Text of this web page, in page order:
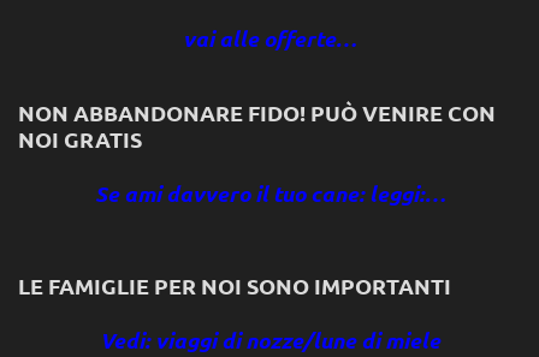
vai alle offerte…
NON ABBANDONARE FIDO! PUÒ VENIRE CON
NOI GRATIS
Se ami davvero il tuo cane: leggi:…
LE FAMIGLIE PER NOI SONO IMPORTANTI
Vedi: viaggi di nozze/lune di miele